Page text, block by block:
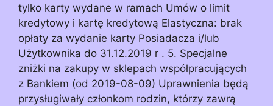
tylko karty wydane w ramach Umów o limit
kredytowy i kartę kredytową Elastyczna: brak
opłaty za wydanie karty Posiadacza i/lub
Użytkownika do 31.12.2019 r . 5. Specjalne
zniżki na zakupy w sklepach współpracujących
z Bankiem (od 2019-08-09) Uprawnienia będą
przysługiwały członkom rodzin, którzy zawrą